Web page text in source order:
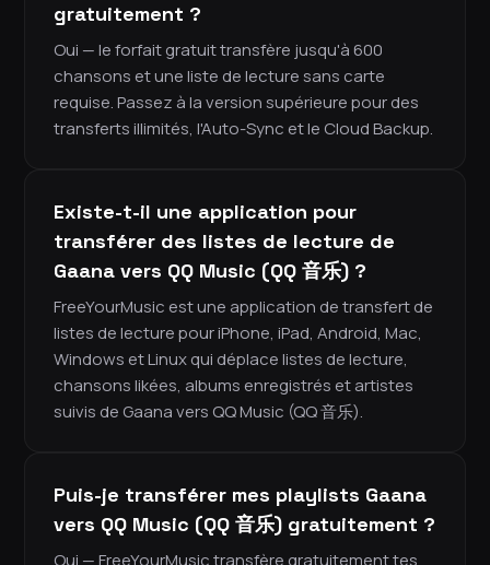
gratuitement ?
Oui — le forfait gratuit transfère jusqu'à 600
chansons et une liste de lecture sans carte
requise. Passez à la version supérieure pour des
transferts illimités, l'Auto-Sync et le Cloud Backup.
Existe-t-il une application pour
transférer des listes de lecture de
Gaana vers QQ Music (QQ 音乐) ?
FreeYourMusic est une application de transfert de
listes de lecture pour iPhone, iPad, Android, Mac,
Windows et Linux qui déplace listes de lecture,
chansons likées, albums enregistrés et artistes
suivis de Gaana vers QQ Music (QQ 音乐).
Puis-je transférer mes playlists Gaana
vers QQ Music (QQ 音乐) gratuitement ?